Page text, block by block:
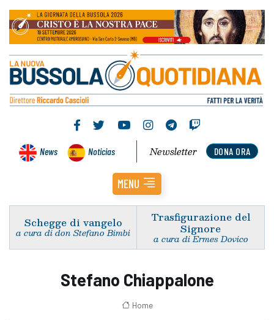
News Noticias DONA ORA
Newsletter
MENU
Schegge di vangelo
a cura di don Stefano Bimbi
Trasfigurazione del
Signore
a cura di Ermes Dovico
Stefano Chiappalone
Home